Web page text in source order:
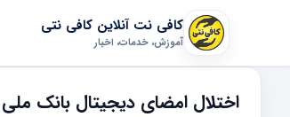
کافی نت آنلاین کافی نتی
آموزش، خدمات، اخبار
اختلال امضای دیجیتال بانک